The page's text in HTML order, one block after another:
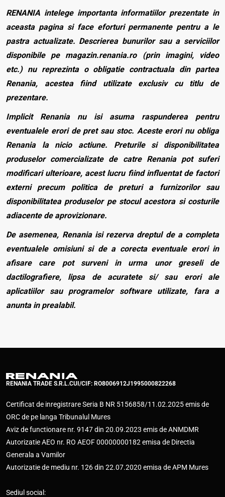
RENANIA intelege importanta informatiilor prezentate in
aceasta pagina si face eforturi permanente pentru a le
pastra actualizate. Descrierea bunurilor sau a serviciilor
disponibile pe magazin.renania.ro (prin imagini, video
etc.) nu reprezinta o obligatie contractuala din partea
Renania, acestea fiind utilizate exclusiv cu titlu de
prezentare.
Implicit Renania nu isi asuma raspunderea pentru
eventualele erori de pret sau stoc. Aceste erori nu obliga
Renania la nicio actiune. Preturile si disponibilitatea
produselor comercializate de catre Renania pot suferi
modificari ulterioare, acest lucru fiind influentat de factori
externi precum politica de preturi a furnizorilor sau
disponibilitatea produselor pe stocul acestora si costurile
adiacente de aprovizionare.
De asemenea, Renania isi rezerva dreptul de a completa
eventualele omisiuni si de a corecta eventuale erori in
afisare care pot surveni in urma unor greseli de
dactilografiere, lipsa de acuratete si/ sau erori ale
aplicatiilor sau programelor software utilizate, fara a
anunta in prealabil.
RENANIA TRADE S.R.L.CUI/CIF: RO8006912J1995000822268
Certificat de inregistrare Seria B NR 5156858/11.02.2025 emis de
ORC de pe langa Tribunalul Mures
Aviz de functionare nr. 9147 din 20.09.2023 emis de ANMDMR
Autorizatie AEO nr. RO AEOF 00000000182 emisa de Directia
Generala a Vamilor
Autorizatie de mediu nr. 126 din 22.07.2020 emisa de APM Mures
Sediul social: